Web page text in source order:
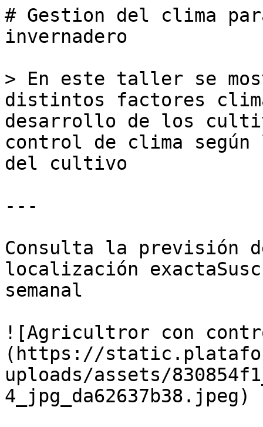
# Gestion del clima
invernadero
> En este taller se
distintos factores
desarrollo de los
control de clima
del cultivo
---
Consulta la previsión
localización
semanal
![Agricultror con
(https://
uploads/assets/
4_jpg_da62637b38.jpeg)